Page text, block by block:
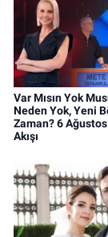
Var Mısın Yok
Neden Yok, Yeni
Zaman? 6 Ağustos
Akışı